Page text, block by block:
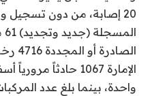
20 إصابة، من دون تسجيل